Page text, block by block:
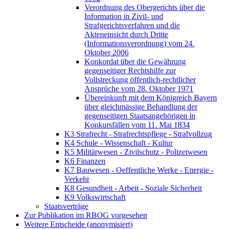
Verordnung des Obergerichts über die
Information in Zivil- und
Strafgerichtsverfahren und die
Akteneinsicht durch Dritte
(Informationsverordnung) vom 24.
Oktober 2006
Konkordat über die Gewährung
gegenseitiger Rechtshilfe zur
Vollstreckung öffentlich-rechtlicher
Ansprüche vom 28. Oktober 1971
Übereinkunft mit dem Königreich Bayern
über gleichmässige Behandlung der
gegenseitigen Staatsangehörigen in
Konkursfällen vom 11. Mai 1834
K3 Strafrecht - Strafrechtspflege - Strafvollzug
K4 Schule - Wissenschaft - Kultur
K5 Militärwesen - Zivilschutz - Polizeiwesen
K6 Finanzen
K7 Bauwesen - Oeffentliche Werke - Energie -
Verkehr
K8 Gesundheit - Arbeit - Soziale Sicherheit
K9 Volkswirtschaft
Staatsverträge
Zur Publikation im RBOG vorgesehen
Weitere Entscheide (anonymisiert)